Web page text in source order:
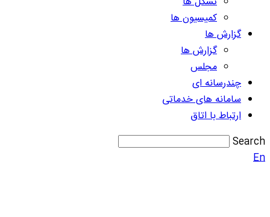
کمیسیون ها
گزارش ها
گزارش ها
مجلس
چندرسانه ای
سامانه های خدماتی
ارتباط با اتاق
Search
En